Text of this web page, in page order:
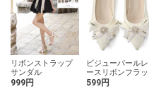
リボンストラップ
サンダル
999円
ビジューパールレ
ースリボンフラッ
トシューズ
599円